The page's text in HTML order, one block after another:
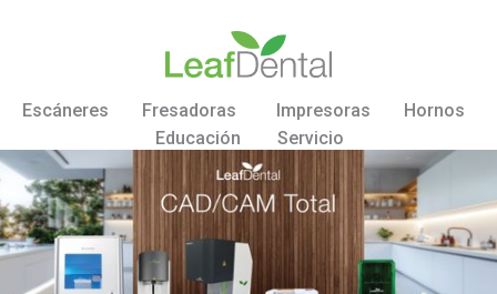
Escáneres Fresadoras Impresoras
Hornos
Educación
Servicio